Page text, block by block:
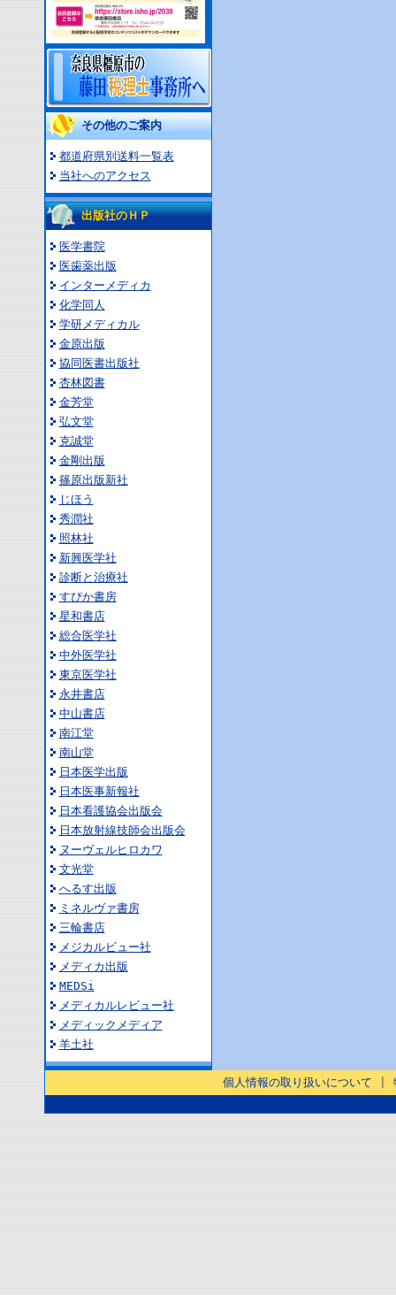
その他のご案内
都道府県別送料一覧表
当社へのアクセス
出版社のＨＰ
医学書院
医歯薬出版
インターメディカ
化学同人
学研メディカル
金原出版
協同医書出版社
杏林図書
金芳堂
弘文堂
克誠堂
金剛出版
篠原出版新社
じほう
秀潤社
照林社
新興医学社
診断と治療社
すぴか書房
星和書店
総合医学社
中外医学社
東京医学社
永井書店
中山書店
南江堂
南山堂
日本医学出版
日本医事新報社
日本看護協会出版会
日本放射線技師会出版会
ヌーヴェルヒロカワ
文光堂
へるす出版
ミネルヴァ書房
三輪書店
メジカルビュー社
メディカ出版
MEDSi
メディカルレビュー社
メディックメディア
羊土社
個人情報の取り扱いについて